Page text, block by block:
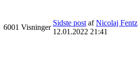
6001 Visninger
Sidste post afNicolaj Fentz
12.01.2022 21:41